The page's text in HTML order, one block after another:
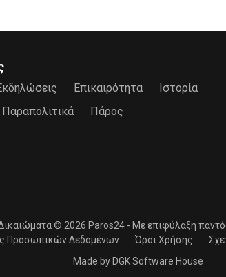
Επικαιρότητα
Ιστορία
Παραπολιτικά Πάρος
© 2026 Paros24 - Mε επιφύλαξη
Προσωπικών Δεδομένων
Όροι Χρήσης
Made by DGK Software House